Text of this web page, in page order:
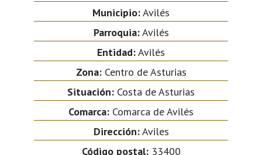
Municipio:Avilés
Parroquia:Avilés
Entidad:Avilés
Zona:Centro de Asturias
Situación: Costa de Asturias
Comarca: Comarca de Avilés
Dirección:Aviles
Código postal:33400